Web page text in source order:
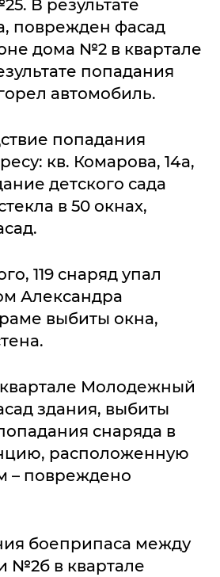
В результате
поврежден фасад
дома №2 в квартале
попадания
автомобиль.
попадания
кв. Комарова, 14а,
детского сада
в 50 окнах,
119 снаряд упал
Александра
выбиты окна,
Молодежный
здания, выбиты
снаряда в
расположенную
– повреждено
боеприпаса между
№2б в квартале